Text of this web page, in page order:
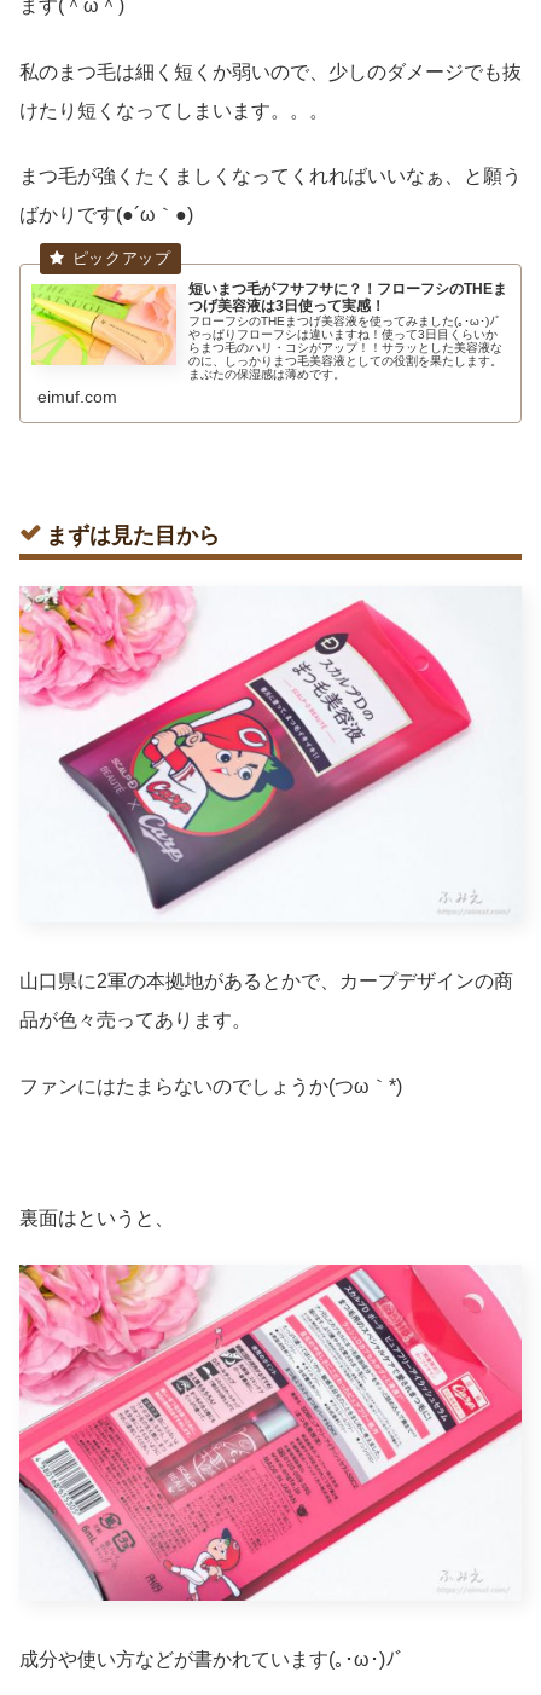
ます(＾ω＾)
私のまつ毛は細く短くか弱いので、少しのダメージでも抜
けたり短くなってしまいます。。。
まつ毛が強くたくましくなってくれればいいなぁ、と願う
ばかりです(●´ω｀●)
短いまつ毛がフサフサに？！フローフシのTHEま
つげ美容液は3日使って実感！
フローフシのTHEまつげ美容液を使ってみました(｡･ω･)ﾉﾞ
やっぱりフローフシは違いますね！使って3日目くらいか
らまつ毛のハリ・コシがアップ！！サラッとした美容液な
のに、しっかりまつ毛美容液としての役割を果たします。
まぶたの保湿感は薄めです。
eimuf.com
まずは見た目から
山口県に2軍の本拠地があるとかで、カープデザインの商
品が色々売ってあります。
ファンにはたまらないのでしょうか(つω｀*)
裏面はというと、
成分や使い方などが書かれています(｡･ω･)ﾉﾞ